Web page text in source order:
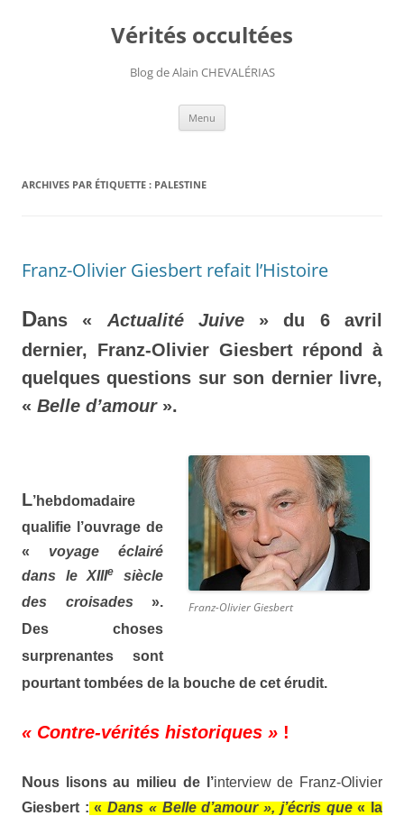
Vérités occultées
Blog de Alain CHEVALÉRIAS
Menu
ARCHIVES PAR ÉTIQUETTE : PALESTINE
Franz-Olivier Giesbert refait l’Histoire
Dans « Actualité Juive» du 6 avril
dernier, Franz-Olivier Giesbert répond à
quelques questions sur son dernier livre,
« Belle d’amour ».
Franz-Olivier Giesbert
L’hebdomadaire
qualifie l’ouvrage de
« voyage éclairé
dans le XIIIe
siècle
des croisades ».
Des choses
surprenantes sont
pourtant tombées de la bouche de cet érudit.
« Contre-vérités historiques » !
Nous lisons au milieu de l’interview de Franz-Olivier
Giesbert : «Dans « Belle d’amour », j’écris que« la